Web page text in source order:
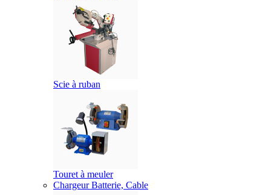
Scie à ruban
Touret à meuler
Chargeur Batterie, Cable